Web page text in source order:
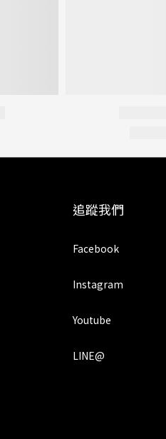
追蹤我們
Facebook
Instagram
Youtube
LINE@